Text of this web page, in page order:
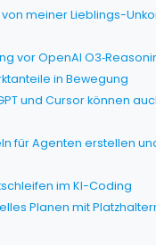
von meiner Lieblings-
vor OpenAI
in Bewegung
und Cursor können
für Agenten erstellen
im KI-Coding
Planen mit